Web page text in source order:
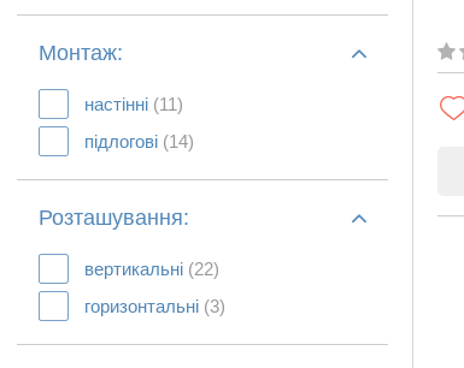
Монтаж:
настінні (11)
підлогові (14)
Розташування:
вертикальні (22)
горизонтальні (3)